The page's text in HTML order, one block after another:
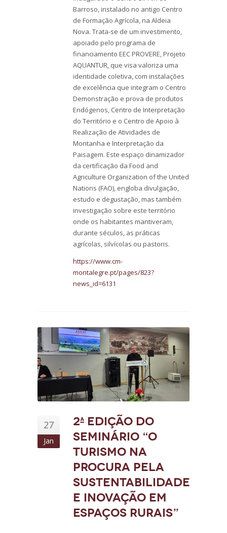
Barroso, instalado no antigo Centro
de Formação Agrícola, na Aldeia
Nova. Trata-se de um investimento,
apoiado pelo programa de
financiamento EEC PROVERE, Projeto
AQUANTUR, que visa valoriza uma
identidade coletiva, com instalações
de excelência que integram o Centro
Demonstração e prova de produtos
Endógenos, Centro de Interpretação
do Território e o Centro de Apoio à
Realização de Atividades de
Montanha e Interpretação da
Paisagem. Este espaço dinamizador
da certificação da Food and
Agriculture Organization of the United
Nations (FAO), engloba divulgação,
estudo e degustação, mas também
investigação sobre este território
onde os habitantes mantiveram,
durante séculos, as práticas
agrícolas, silvícolas ou pastoris.
https://www.cm-
montalegre.pt/pages/823?
news_id=6131
27
Jan
2ª edição do
Seminário “O
Turismo na
procura pela
Sustentabilidade
e Inovação em
Espaços Rurais”